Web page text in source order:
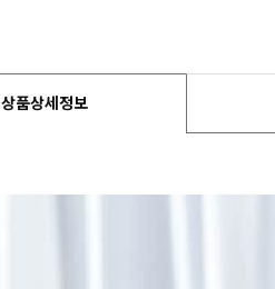
상품상세정보